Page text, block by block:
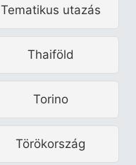
Tematikus utazás
Thaiföld
Torino
Törökország